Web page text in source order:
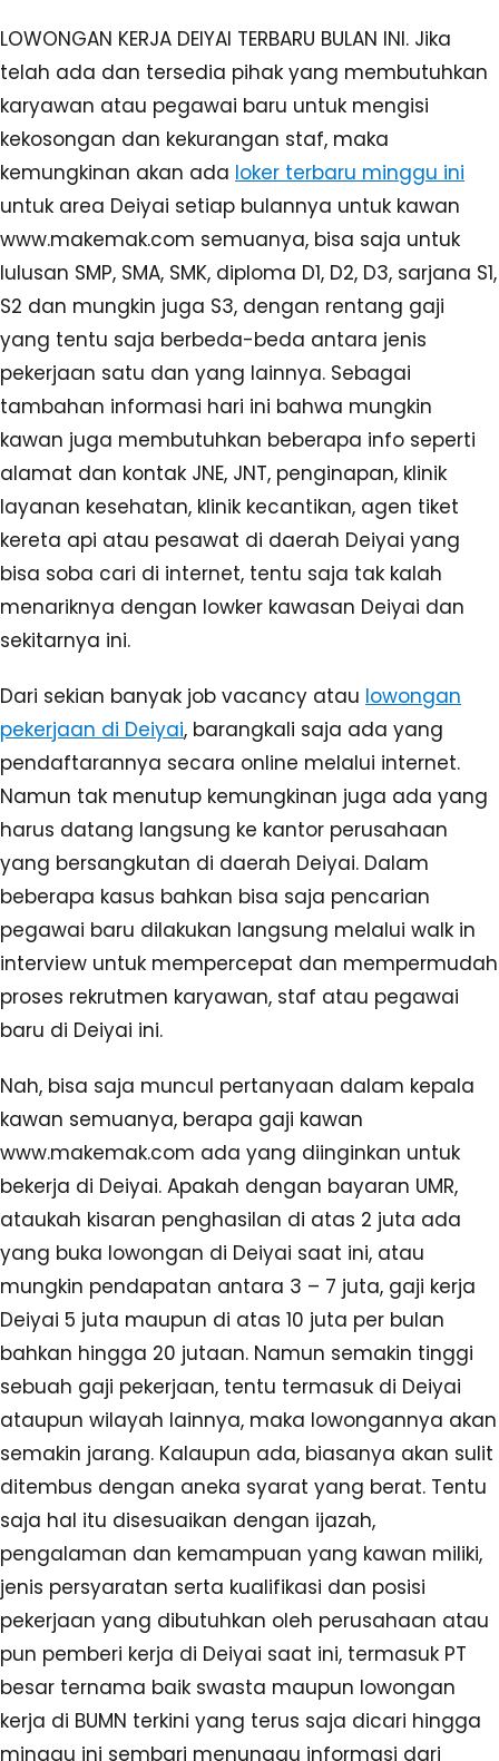
LOWONGAN KERJA DEIYAI TERBARU BULAN INI. Jika
telah ada dan tersedia pihak yang membutuhkan
karyawan atau pegawai baru untuk mengisi
kekosongan dan kekurangan staf, maka
kemungkinan akan ada loker terbaru minggu ini
untuk area Deiyai setiap bulannya untuk kawan
www.makemak.com semuanya, bisa saja untuk
lulusan SMP, SMA, SMK, diploma D1, D2, D3, sarjana S1,
S2 dan mungkin juga S3, dengan rentang gaji
yang tentu saja berbeda-beda antara jenis
pekerjaan satu dan yang lainnya. Sebagai
tambahan informasi hari ini bahwa mungkin
kawan juga membutuhkan beberapa info seperti
alamat dan kontak JNE, JNT, penginapan, klinik
layanan kesehatan, klinik kecantikan, agen tiket
kereta api atau pesawat di daerah Deiyai yang
bisa soba cari di internet, tentu saja tak kalah
menariknya dengan lowker kawasan Deiyai dan
sekitarnya ini.
Dari sekian banyak job vacancy atau lowongan
pekerjaan di Deiyai, barangkali saja ada yang
pendaftarannya secara online melalui internet.
Namun tak menutup kemungkinan juga ada yang
harus datang langsung ke kantor perusahaan
yang bersangkutan di daerah Deiyai. Dalam
beberapa kasus bahkan bisa saja pencarian
pegawai baru dilakukan langsung melalui walk in
interview untuk mempercepat dan mempermudah
proses rekrutmen karyawan, staf atau pegawai
baru di Deiyai ini.
Nah, bisa saja muncul pertanyaan dalam kepala
kawan semuanya, berapa gaji kawan
www.makemak.com ada yang diinginkan untuk
bekerja di Deiyai. Apakah dengan bayaran UMR,
ataukah kisaran penghasilan di atas 2 juta ada
yang buka lowongan di Deiyai saat ini, atau
mungkin pendapatan antara 3 – 7 juta, gaji kerja
Deiyai 5 juta maupun di atas 10 juta per bulan
bahkan hingga 20 jutaan. Namun semakin tinggi
sebuah gaji pekerjaan, tentu termasuk di Deiyai
ataupun wilayah lainnya, maka lowongannya akan
semakin jarang. Kalaupun ada, biasanya akan sulit
ditembus dengan aneka syarat yang berat. Tentu
saja hal itu disesuaikan dengan ijazah,
pengalaman dan kemampuan yang kawan miliki,
jenis persyaratan serta kualifikasi dan posisi
pekerjaan yang dibutuhkan oleh perusahaan atau
pun pemberi kerja di Deiyai saat ini, termasuk PT
besar ternama baik swasta maupun lowongan
kerja di BUMN terkini yang terus saja dicari hingga
minggu ini sembari menunggu informasi dari